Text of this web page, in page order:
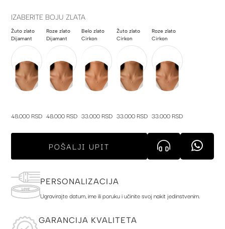
images
gallery
IZABERITE BOJU ZLATA
Žuto zlato
Dijamant
48.000 RSD
Roze zlato
Dijamant
48.000 RSD
Belo zlato
Cirkon
33.000 RSD
Žuto zlato
Cirkon
33.000 RSD
Roze zlato
Cirkon
33.000 RSD
POŠALJI UPIT
PERSONALIZACIJA
Ugravirajte datum, ime ili poruku i učinite svoj nakit jedinstvenim.
GARANCIJA KVALITETA